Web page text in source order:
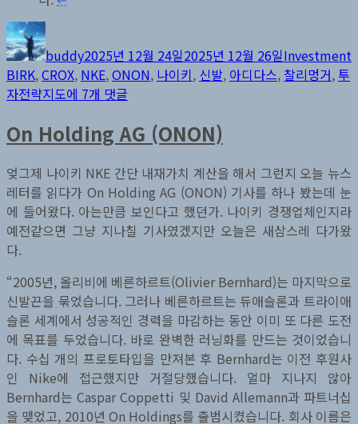
글
쓴
이
buddy성
일
자
2025년 12월 24일2025년 12월 26일테
고
리
Investment
BIRK,CROX, NKE,ONON, 나이키, 신발, 아디다스, 찰리멍거, 투
자전략지도나
키
NKE
에 7개 댓글
On Holding AG (ONON)
엊그제 나이키 NKE 간단 내재가치 계산을 해서 그런지 오늘 뉴스
레터를 읽다가 On Holding AG (ONON) 기사를 하나 봤는데 눈
에 들어왔다. 아는만큼 보인다고 했던가. 나이키 경쟁업체인지라
예전같으면 그냥 지나칠 기사였겠지만 오늘은 새삼스레 다가왔
다.
“2005년, 올리비에 베른하르트(Olivier Bernhard)는 마지막으로
신발끈을 묶었습니다. 그러나 베른하르트는 듀애슬론과 트라이애
슬론 세계에서 성공적인 경력을 마감하는 동안 이미 또 다른 도전
에 목표를 두었습니다. 바로 완벽한 러닝화를 만드는 것이었습니
다. 수십 개의 프로토타입을 만져본 후 Bernhard는 이전 후원사
인 Nike에 접근했지만 거절당했습니다. 얼마 지나지 않아
Bernhard는 Caspar Coppetti 및 David Allemann과 파트너십
을 맺었고, 2010년 On Holdings를 출범시켰습니다. 회사 이름은